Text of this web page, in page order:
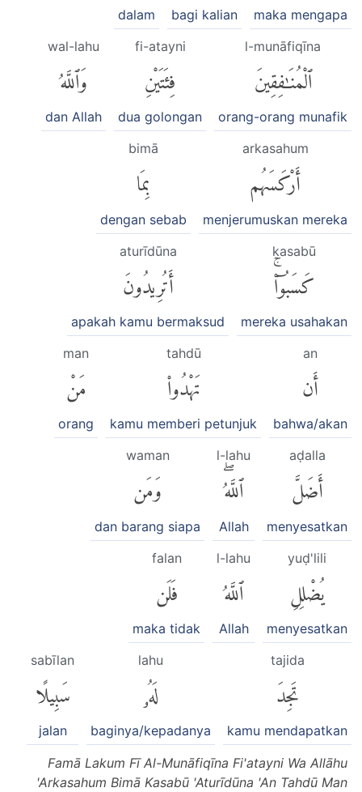
maka mengapa
bagi kalian
dalam
l-munāfiqīna
ٱلْمُنَٰفِقِينَ
orang-orang munafik
fi-atayni
فِئَتَيْنِ
dua golongan
wal-lahu
وَٱللَّهُ
dan Allah
arkasahum
أَرْكَسَهُم
menjerumuskan mereka
bimā
بِمَا
dengan sebab
kasabū
كَسَبُوٓا۟ۚ
mereka usahakan
aturīdūna
أَتُرِيدُونَ
apakah kamu bermaksud
an
أَن
bahwa/akan
tahdū
تَهْدُوا۟
kamu memberi petunjuk
man
مَنْ
orang
aḍalla
أَضَلَّ
menyesatkan
l-lahu
ٱللَّهُۖ
Allah
waman
وَمَن
dan barang siapa
yuḍ'lili
يُضْلِلِ
menyesatkan
l-lahu
ٱللَّهُ
Allah
falan
فَلَن
maka tidak
tajida
تَجِدَ
kamu mendapatkan
lahu
لَهُۥ
baginya/kepadanya
sabīlan
سَبِيلًا
jalan
Famā Lakum Fī Al-Munāfiqīna Fi'atayni Wa Allāhu
'Arkasahum Bimā Kasabū 'Aturīdūna 'An Tahdū Man